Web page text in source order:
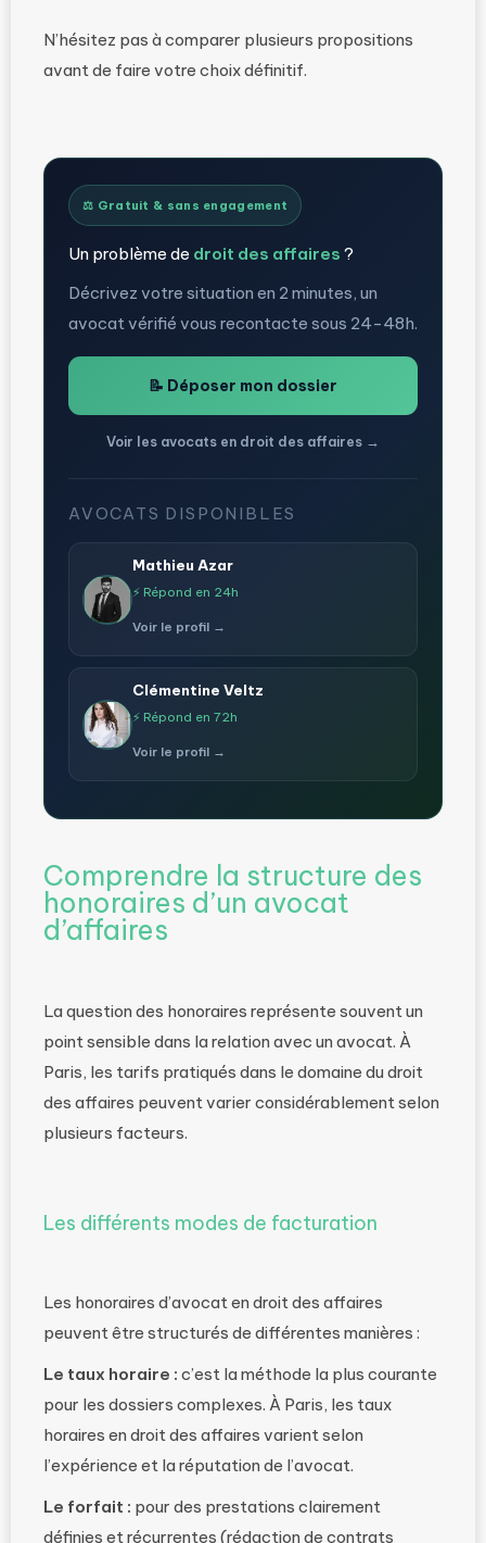
N’hésitez pas à comparer plusieurs propositions
avant de faire votre choix définitif.
⚖️ Gratuit & sans engagement
Un problème de droit des affaires ?
Décrivez votre situation en 2 minutes, un
avocat vérifié vous recontacte sous 24-48h.
📝 Déposer mon dossier
Voir les avocats en droit des affaires →
AVOCATS DISPONIBLES
Mathieu Azar
⚡ Répond en 24h
Voir le profil →
Clémentine Veltz
⚡ Répond en 72h
Voir le profil →
Comprendre la structure des
honoraires d’un avocat
d’affaires
La question des honoraires représente souvent un
point sensible dans la relation avec un avocat. À
Paris, les tarifs pratiqués dans le domaine du droit
des affaires peuvent varier considérablement selon
plusieurs facteurs.
Les différents modes de facturation
Les honoraires d’avocat en droit des affaires
peuvent être structurés de différentes manières :
Le taux horaire : c’est la méthode la plus courante
pour les dossiers complexes. À Paris, les taux
horaires en droit des affaires varient selon
l’expérience et la réputation de l’avocat.
Le forfait : pour des prestations clairement
définies et récurrentes (rédaction de contrats